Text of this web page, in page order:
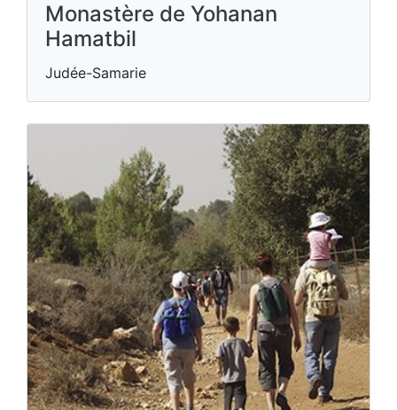
Monastère de Yohanan
Hamatbil
Judée-Samarie